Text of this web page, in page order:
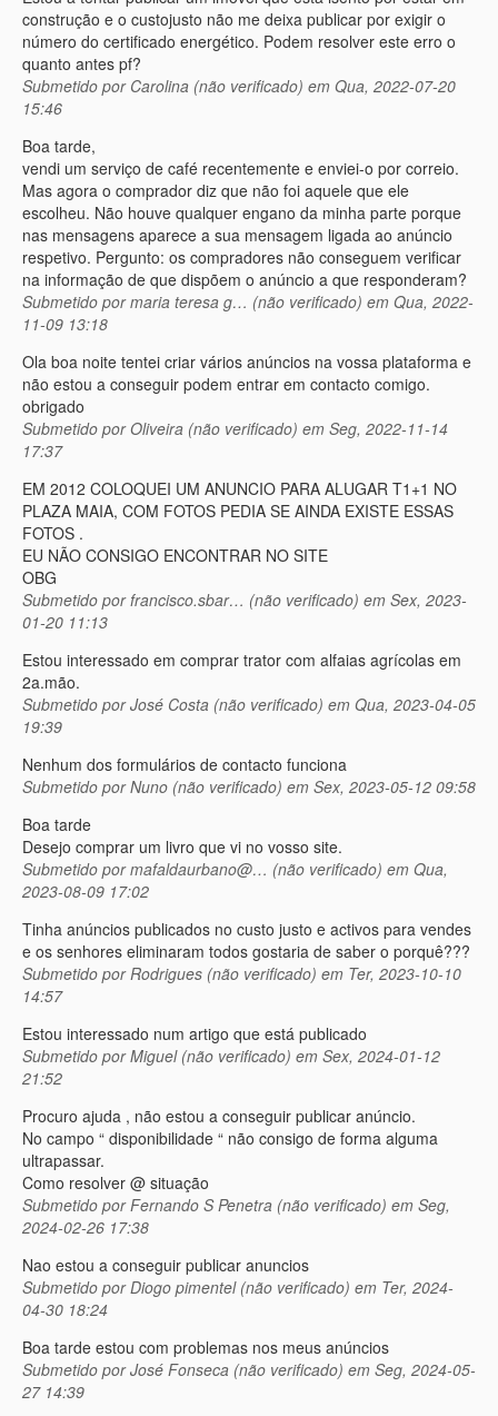
construção e o custojusto não me deixa publicar por exigir o
número do certificado energético. Podem resolver este erro o
quanto antes pf?
Submetido por Carolina (não verificado) em Qua, 2022-07-20
15:46
Boa tarde,
vendi um serviço de café recentemente e enviei-o por correio.
Mas agora o comprador diz que não foi aquele que ele
escolheu. Não houve qualquer engano da minha parte porque
nas mensagens aparece a sua mensagem ligada ao anúncio
respetivo. Pergunto: os compradores não conseguem verificar
na informação de que dispõem o anúncio a que responderam?
Submetido pormaria teresa g… (não verificado) em Qua, 2022-
11-09 13:18
Ola boa noite tentei criar vários anúncios na vossa plataforma e
não estou a conseguir podem entrar em contacto comigo.
obrigado
Submetido porOliveira (não verificado) em Seg, 2022-11-14
17:37
EM 2012 COLOQUEI UM ANUNCIO PARA ALUGAR T1+1 NO
PLAZA MAIA, COM FOTOS PEDIA SE AINDA EXISTE ESSAS
FOTOS .
EU NÃO CONSIGO ENCONTRAR NO SITE
OBG
Submetido porfrancisco.sbar… (não verificado) em Sex, 2023-
01-20 11:13
Estou interessado em comprar trator com alfaias agrícolas em
2a.mão.
Submetido porJosé Costa (não verificado) em Qua, 2023-04-05
19:39
Nenhum dos formulários de contacto funciona
Submetido porNuno (não verificado) em Sex, 2023-05-12 09:58
Boa tarde
Desejo comprar um livro que vi no vosso site.
Submetido pormafaldaurbano@… (não verificado) em Qua,
2023-08-09 17:02
Tinha anúncios publicados no custo justo e activos para vendes
e os senhores eliminaram todos gostaria de saber o porquê???
Submetido por Rodrigues (não verificado) em Ter, 2023-10-10
14:57
Estou interessado num artigo que está publicado
Submetido porMiguel (não verificado) em Sex, 2024-01-12
21:52
Procuro ajuda , não estou a conseguir publicar anúncio.
No campo “ disponibilidade “ não consigo de forma alguma
ultrapassar.
Como resolver @ situação
Submetido porFernando S Penetra (não verificado) em Seg,
2024-02-26 17:38
Nao estou a conseguir publicar anuncios
Submetido porDiogo pimentel (não verificado) em Ter, 2024-
04-30 18:24
Boa tarde estou com problemas nos meus anúncios
Submetido porJosé Fonseca (não verificado) em Seg, 2024-05-
27 14:39